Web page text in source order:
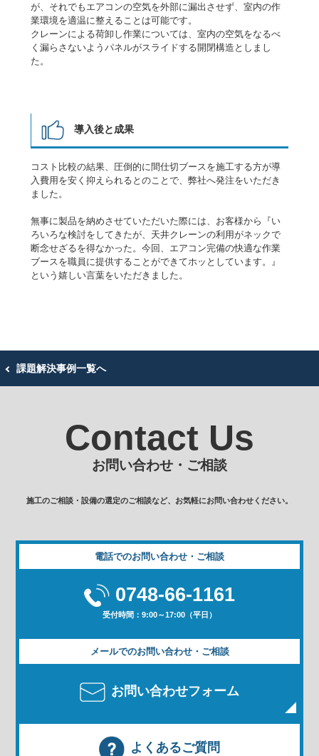
が、それでもエアコンの空気を外部に漏出させず、室内の作
業環境を適温に整えることは可能です。
クレーンによる荷卸し作業については、室内の空気をなるべ
く漏らさないようパネルがスライドする開閉構造としまし
た。
導入後と成果
コスト比較の結果、圧倒的に間仕切ブースを施工する方が導
入費用を安く抑えられるとのことで、弊社へ発注をいただき
ました。
無事に製品を納めさせていただいた際には、お客様から『い
ろいろな検討をしてきたが、天井クレーンの利用がネックで
断念せざるを得なかった。今回、エアコン完備の快適な作業
ブースを職員に提供することができてホッとしています。』
という嬉しい言葉をいただきました。
課題解決事例一覧へ
Contact Us
お問い合わせ・ご相談
施工のご相談・設備の選定のご相談など、お気軽にお問い合わせください。
電話でのお問い合わせ・ご相談
0748-66-1161
受付時間：9:00～17:00（平日）
メールでのお問い合わせ・ご相談
お問い合わせフォーム
よくあるご質問